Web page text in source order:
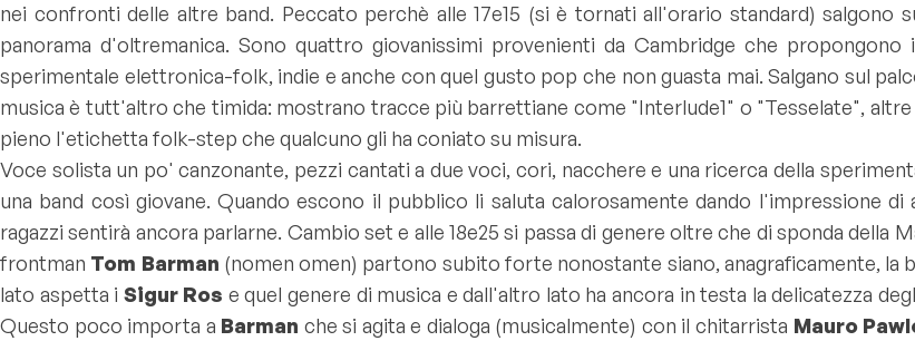
nei confronti delle altre band. Peccato perchè alle 17e15 (si è tornati all'orario standard) salgono
panorama d'oltremanica. Sono quattro giovanissimi provenienti da Cambridge che
sperimentale elettronica-folk, indie e anche con quel gusto pop che non guasta mai. Salgano sul
musica è tutt'altro che timida: mostrano tracce più barrettiane come "Interlude1" o "Tesselate",
pieno l'etichetta folk-step che qualcuno gli ha coniato su misura.
Voce solista un po' canzonante, pezzi cantati a due voci, cori, nacchere e una ricerca della
una band così giovane. Quando escono il pubblico li saluta calorosamente dando l'impressione
ragazzi sentirà ancora parlarne. Cambio set e alle 18e25 si passa di genere oltre che di sponda della
frontman Tom Barman (nomen omen) partono subito forte nonostante siano, anagraficamente, la
lato aspetta i Sigur Ros e quel genere di musica e dall'altro lato ha ancora in testa la delicatezza
Questo poco importa a Barman che si agita e dialoga (musicalmente) con il chitarrista Mauro